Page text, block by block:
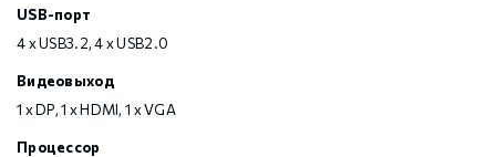
USB-порт
4 х USB3.2, 4 х USB2.0
Видеовыход
1 x DP, 1 х HDMI, 1 x VGA
Процессор